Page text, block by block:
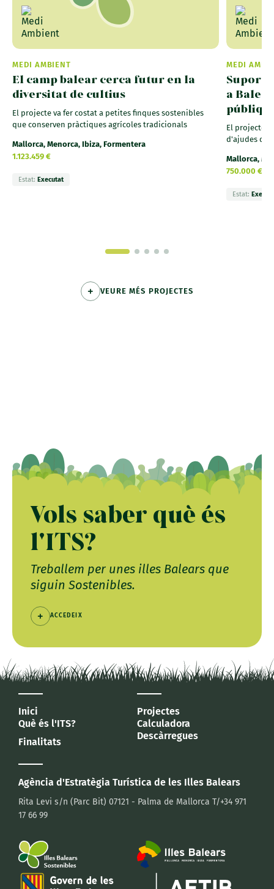
MEDI AMBIENT
El camp balear cerca futur en la
diversitat de cultius
El projecte va fer costat a petites finques sostenibles
que conserven pràctiques agrícoles tradicionals
Mallorca, Menorca, Ibiza, Formentera
1.123.459 €
Estat: Executat
MEDI
Suport
a
El projecte
d'ajudes del
Mallorca,
750.000 €
Estat:
VEURE MÉS PROJECTES
Vols saber què és
l'ITS?
Treballem per unes illes Balears que
siguin Sostenibles.
ACCEDEIX
Agència d'Estratègia Turística de les Illes Balears
Rita Levi s/n (Parc Bit) 07121 - Palma de Mallorca T/+34 971
17 66 99
Inici
Què és l'ITS?
Finalitats
Projectes
Calculadora
Descàrregues